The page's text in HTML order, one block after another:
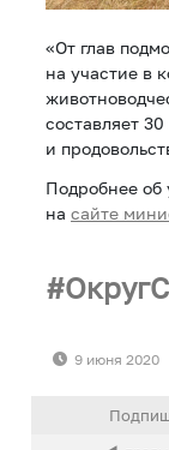
«От глав
на участие в
составляет
и
Подробнее об
на сайте
9 июня 2020